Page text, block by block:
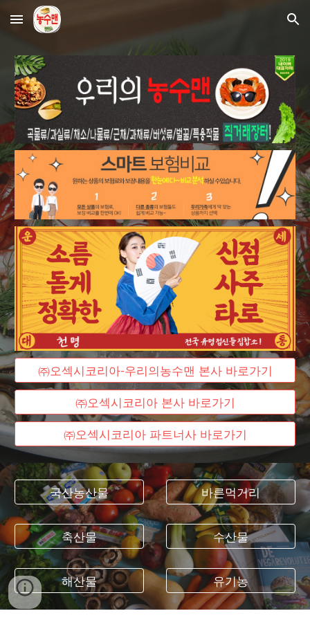
Skip to main content Skip to navigation
㈜오섹시코리아-우리의농수맨 본사 바로가기
㈜오섹시코리아 본사 바로가기
㈜오섹시코리아 파트너사 바로가기
국산농산물
축산물
해산물
바른먹거리
수산물
유기농